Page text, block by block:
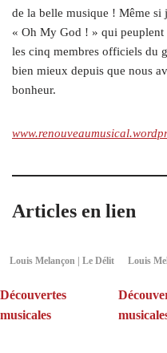
de la belle musique ! Même si
« Oh My God ! » qui peuplent
les cinq membres officiels du
bien mieux depuis que nous
bonheur.
Articles en lien
Louis Melançon | Le Délit
Découvertes
musicales
Louis